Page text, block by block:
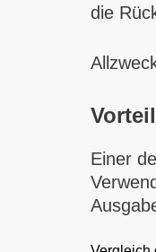
die
Einer